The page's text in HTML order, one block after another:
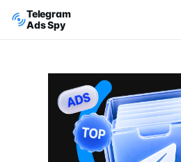
Telegram
Ads Spy